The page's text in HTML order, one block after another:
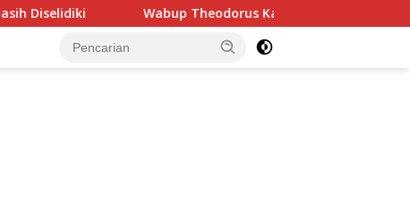
Wabup Theodorus Kawatu Melayat, Kenang